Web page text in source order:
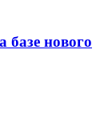
базе нового